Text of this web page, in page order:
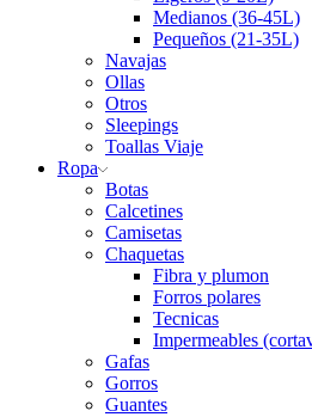
Medianos (36-45L)
Pequeños (21-35L)
Navajas
Ollas
Otros
Sleepings
Toallas Viaje
Ropa
Botas
Calcetines
Camisetas
Chaquetas
Fibra y plumon
Forros polares
Tecnicas
Impermeables
Gafas
Gorros
Guantes